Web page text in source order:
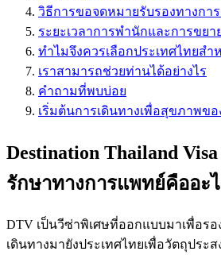
วิธีการขอจดหมายรับรองทางกา
ระยะเวลาการพำนักและการขยา
ทำไมจึงควรเลือกประเทศไทยส
เราสามารถช่วยท่านได้อย่างไร
คำถามที่พบบ่อย
เริ่มต้นการเดินทางเพื่อสุขภาพข
Destination Thailand
รักษาทางการแพทย์คืออะ
DTV เป็นวีซ่าพิเศษที่ออกแบบมาเพื่อร
เดินทางมายังประเทศไทยเพื่อวัตถุประ